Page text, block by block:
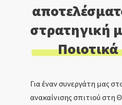
στρατηγική
Για έναν συνεργάτη μας
ανακαίνισης σπιτιού στη